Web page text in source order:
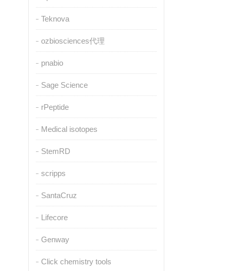
Teknova
ozbiosciences代理
pnabio
Sage Science
rPeptide
Medical isotopes
StemRD
scripps
SantaCruz
Lifecore
Genway
Click chemistry tools